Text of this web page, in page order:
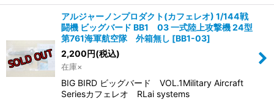
アルジャーノンプロダクト(カフェレオ) 1/144戦
闘機 ビッグバード BB1 03 一式陸上攻撃機 24型
第761海軍航空隊 外箱無し [BB1-03]
2,200円(税込)
在庫×
BIG BIRD ビッグバード VOL.1Military Aircraft
Seriesカフェレオ RLai systems